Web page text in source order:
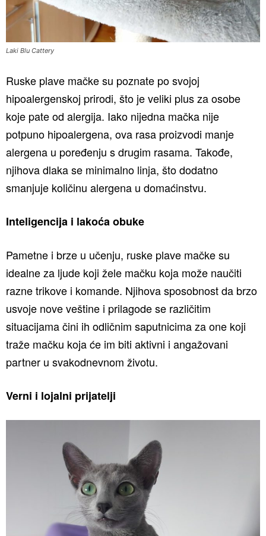
Laki Blu Cattery
Ruske plave mačke su poznate po svojoj
hipoalergenskoj prirodi, što je veliki plus za osobe
koje pate od alergija. Iako nijedna mačka nije
potpuno hipoalergena, ova rasa proizvodi manje
alergena u poređenju s drugim rasama. Takođe,
njihova dlaka se minimalno linja, što dodatno
smanjuje količinu alergena u domaćinstvu.
Inteligencija i lakoća obuke
Pametne i brze u učenju, ruske plave mačke su
idealne za ljude koji žele mačku koja može naučiti
razne trikove i komande. Njihova sposobnost da brzo
usvoje nove veštine i prilagode se različitim
situacijama čini ih odličnim saputnicima za one koji
traže mačku koja će im biti aktivni i angažovani
partner u svakodnevnom životu.
Verni i lojalni prijatelji